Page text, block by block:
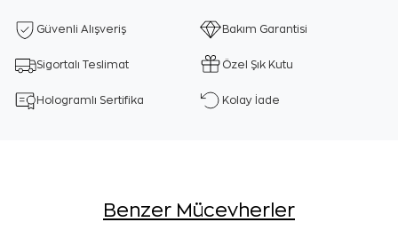
Güvenli Alışveriş Bakım Garantisi
Sigortalı Teslimat Özel Şık Kutu
Hologramlı Sertifika Kolay İade
Benzer Mücevherler